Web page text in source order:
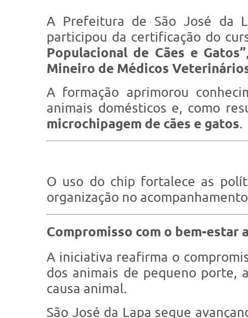
A Prefeitura de São José da
participou da certificação do
Populacional de Cães e Gatos”
Mineiro de Médicos
A formação aprimorou
animais domésticos e, como
microchipagem de cães e gatos.
O uso do chip fortalece as
organização no
Compromisso com o bem-estar
A iniciativa reafirma o
dos animais de pequeno porte,
causa animal.
São José da Lapa segue